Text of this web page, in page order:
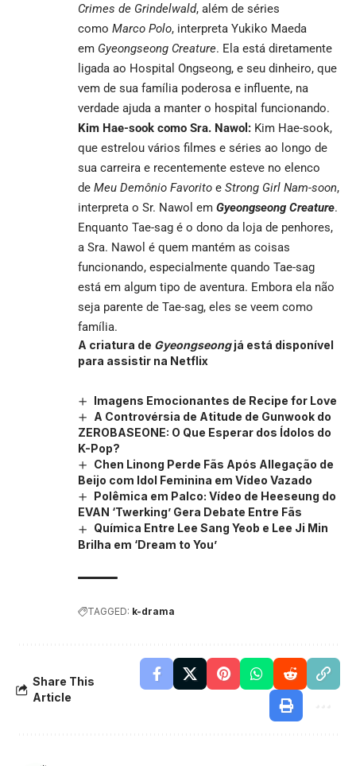
Crimes de Grindelwald, além de séries
como Marco Polo, interpreta Yukiko Maeda
em Gyeongseong Creature. Ela está diretamente
ligada ao Hospital Ongseong, e seu dinheiro, que
vem de sua família poderosa e influente, na
verdade ajuda a manter o hospital funcionando.
Kim Hae-sook como Sra. Nawol: Kim Hae-sook,
que estrelou vários filmes e séries ao longo de
sua carreira e recentemente esteve no elenco
de Meu Demônio Favorito e Strong Girl Nam-soon,
interpreta o Sr. Nawol em Gyeongseong Creature.
Enquanto Tae-sag é o dono da loja de penhores,
a Sra. Nawol é quem mantém as coisas
funcionando, especialmente quando Tae-sag
está em algum tipo de aventura. Embora ela não
seja parente de Tae-sag, eles se veem como
família.
A criatura de Gyeongseongjá está disponível
para assistir na Netflix
Imagens Emocionantes de Recipe for Love
A Controvérsia de Atitude de Gunwook do
ZEROBASEONE: O Que Esperar dos Ídolos do
K-Pop?
Chen Linong Perde Fãs Após Allegação de
Beijo com Idol Feminina em Vídeo Vazado
Polêmica em Palco: Vídeo de Heeseung do
EVAN ‘Twerking’ Gera Debate Entre Fãs
Química Entre Lee Sang Yeob e Lee Ji Min
Brilha em ‘Dream to You’
TAGGED: k-drama
Share This
Article